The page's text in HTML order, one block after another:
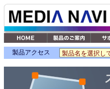
製品アクセス